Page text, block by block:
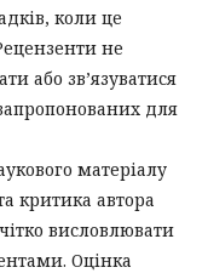
коли це
не
або зв’язуватися
для
матеріалу
критика автора
висловлювати
Оцінка